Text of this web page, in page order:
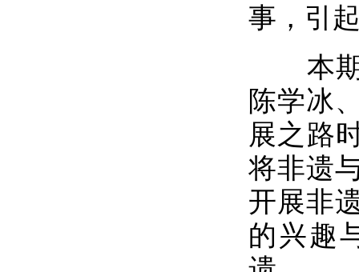
事，引
本期
陈学冰
展之路
将非遗
开展非
的兴趣